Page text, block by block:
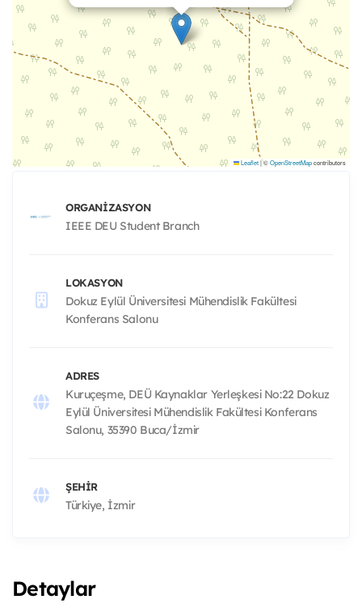
Leaflet|©OpenStreetMapcontributors
ORGANIZASYON
IEEE DEU Student Branch
LOKASYON
Dokuz Eylül Üniversitesi Mühendislik Fakültesi
Konferans Salonu
ADRES
Kuruçeşme, DEÜ Kaynaklar Yerleşkesi No:22 Dokuz
Eylül Üniversitesi Mühendislik Fakültesi Konferans
Salonu, 35390 Buca/İzmir
ŞEHIR
Türkiye, İzmir
Detaylar